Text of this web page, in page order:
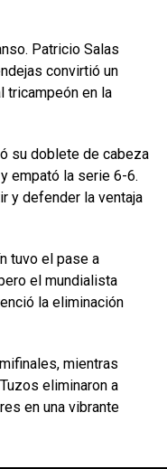
Patricio Salas
convirtió un
tricampeón en la
su doblete de cabeza
empató la serie 6-6.
y defender la ventaja
tuvo el pase a
el mundialista
la eliminación
mientras
eliminaron a
en una vibrante